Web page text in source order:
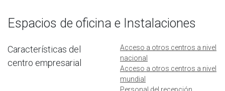
Espacios de oficina e Instalaciones
Características del
centro empresarial
Acceso a otros centros a nivel
nacional
Acceso a otros centros a nivel
mundial